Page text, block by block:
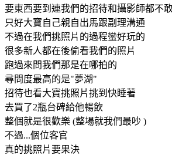
要東西要到連我們的招待和攝影師都不
只好大寶自己親自出馬跟副理溝通
不過在我們挑照片的過程蠻好玩的
很多新人都在後偷看我們的照片
跑過來問我們那是在哪拍的
尋問度最高的是"夢湖"
招待也看大寶挑照片挑到快睡著
去買了2瓶台碑給他暢飲
整個就是很歡樂 (整場就我們最吵 )
不過...個位客官
真的挑照片要果決